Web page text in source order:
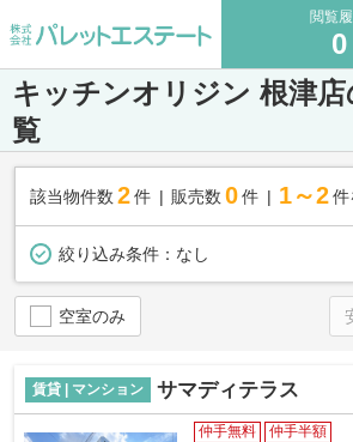
閲覧
0
キッチンオリジン 根津
覧
該当物件数 2件 販売数 0 件 1～2 件
絞り込み条件： なし
空室のみ
賃貸 | マンション サマディテラス
仲手無料 仲手半額